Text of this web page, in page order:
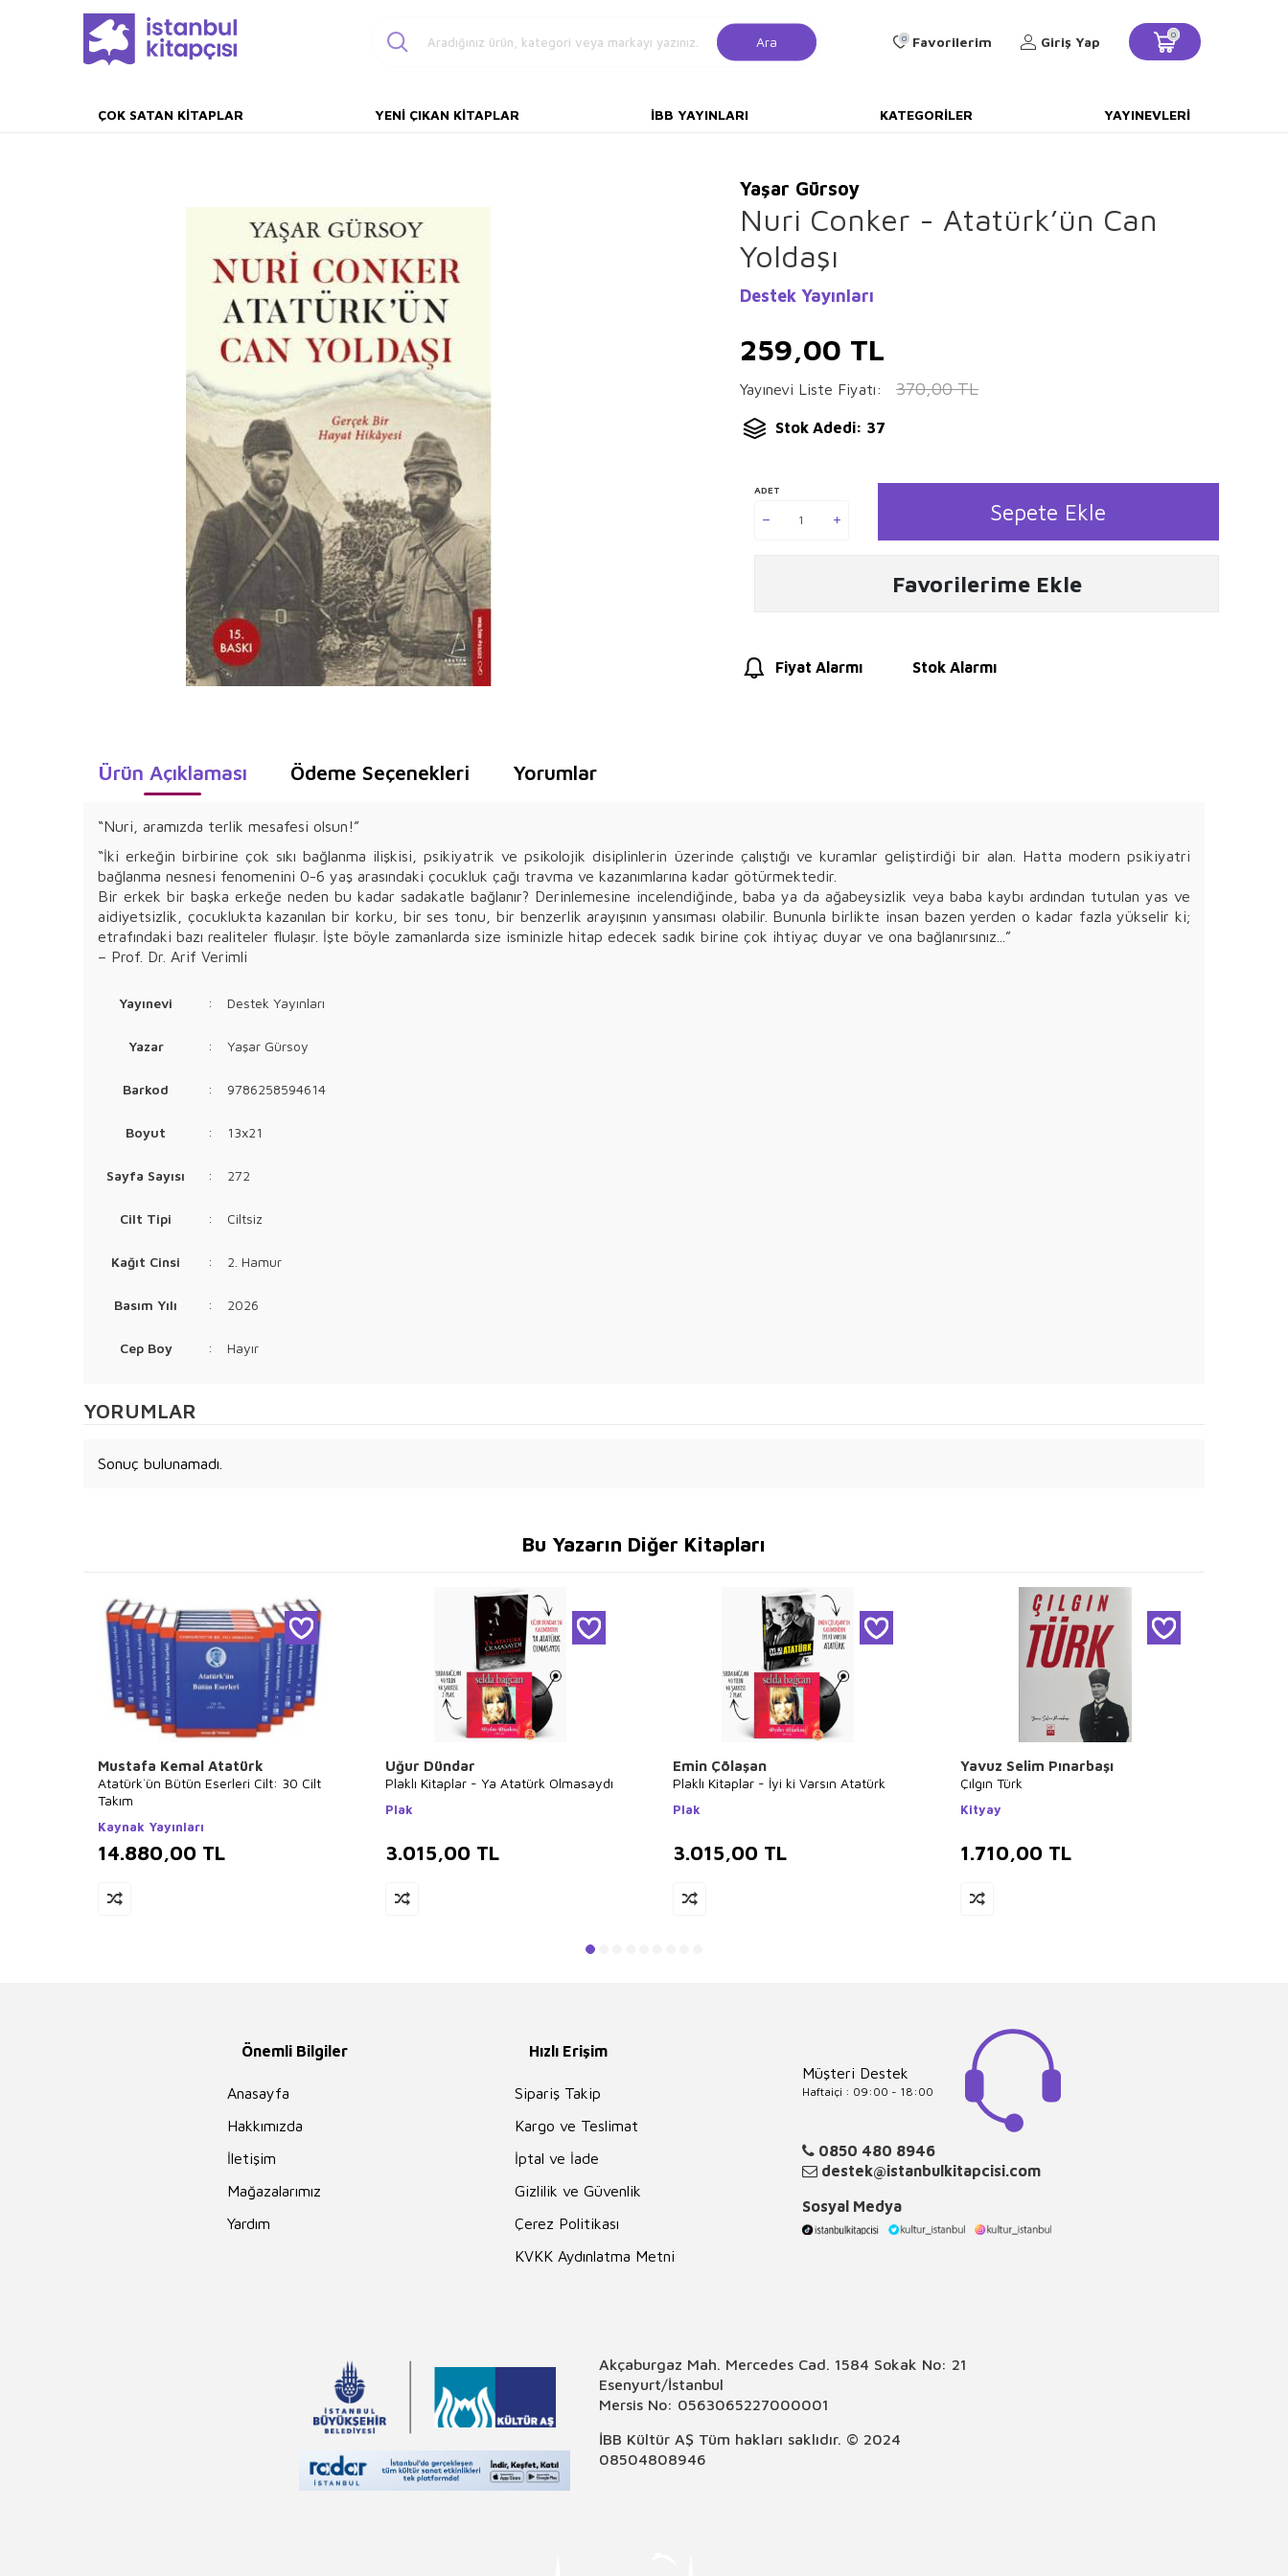
Ara 0 Favorilerim Giriş Yap 0
ÇOK SATAN KITAPLAR YENI ÇIKAN KITAPLAR İBB YAYINLARI KATEGORILER YAYINEVLERI
Yaşar Gürsoy
Nuri Conker - Atatürk’ün Can
Yoldaşı
Destek Yayınları
259,00 TL
Yayınevi Liste Fiyatı: 370,00TL
Stok Adedi: 37
ADET
Sepete Ekle
Favorilerime Ekle
Fiyat Alarmı Stok Alarmı
Ürün Açıklaması Ödeme Seçenekleri Yorumlar
“Nuri, aramızda terlik mesafesi olsun!”
“İki erkeğin birbirine çok sıkı bağlanma ilişkisi, psikiyatrik ve psikolojik disiplinlerin üzerinde çalıştığı ve kuramlar geliştirdiği bir alan. Hatta modern psikiyatri
bağlanma nesnesi fenomenini 0-6 yaş arasındaki çocukluk çağı travma ve kazanımlarına kadar götürmektedir.
Bir erkek bir başka erkeğe neden bu kadar sadakatle bağlanır? Derinlemesine incelendiğinde, baba ya da ağabeysizlik veya baba kaybı ardından tutulan yas ve
aidiyetsizlik, çocuklukta kazanılan bir korku, bir ses tonu, bir benzerlik arayışının yansıması olabilir. Bununla birlikte insan bazen yerden o kadar fazla yükselir ki;
etrafındaki bazı realiteler flulaşır. İşte böyle zamanlarda size isminizle hitap edecek sadık birine çok ihtiyaç duyar ve ona bağlanırsınız...”
– Prof. Dr. Arif Verimli
Yayınevi : Destek Yayınları
Yazar : Yaşar Gürsoy
Barkod : 9786258594614
Boyut : 13x21
Sayfa Sayısı : 272
Cilt Tipi : Ciltsiz
Kağıt Cinsi : 2. Hamur
Basım Yılı : 2026
Cep Boy : Hayır
YORUMLAR
Sonuç bulunamadı.
Bu Yazarın Diğer Kitapları
Mustafa Kemal Atatürk
Atatürk`ün Bütün Eserleri Cilt: 30 Cilt
Takım
Kaynak Yayınları
14.880,00 TL
Uğur Dündar
Plaklı Kitaplar - Ya Atatürk Olmasaydı
Plak
3.015,00 TL
Emin Çölaşan
Plaklı Kitaplar - İyi ki Varsın Atatürk
Plak
3.015,00 TL
Yavuz Selim Pınarbaşı
Çılgın Türk
Kityay
1.710,00 TL
Önemli Bilgiler
Anasayfa
Hakkımızda
İletişim
Mağazalarımız
Yardım
Hızlı Erişim
Sipariş Takip
Kargo ve Teslimat
İptal ve İade
Gizlilik ve Güvenlik
Çerez Politikası
KVKK Aydınlatma Metni
Müşteri Destek
Haftaiçi : 09:00 - 18:00
0850 480 8946
destek@istanbulkitapcisi.com
Sosyal Medya
Akçaburgaz Mah. Mercedes Cad. 1584 Sokak No: 21
Esenyurt/İstanbul
Mersis No: 0563065227000001
İBB Kültür AŞ Tüm hakları saklıdır. © 2024
08504808946